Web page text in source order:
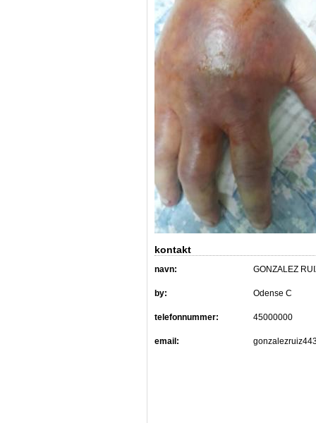
kontakt
navn: GONZALEZ
by: Odense C
telefonnummer: 45000000
email: